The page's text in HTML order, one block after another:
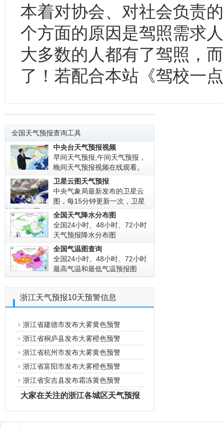
本着对协会、对社会负责
个方面的原因是驾照需求
大多数的人都有了驾照，
了！若配合本站《驾校一
全国天气预报查询工具
中央台天气预报视频
早间天气预报,午间天气预报，
晚间天气预报视频在线观看。
卫星云图天气预报
中央气象局最新发布的卫星云
图，每15分钟更新一次，卫星
拍摄的云图!
全国天气降水分布图
全国24小时、48小时、72小时
天气预报降水分布图
全国气温图查询
全国24小时、48小时、72小时
最高气温和最低气温预报图
浙江天气预报10天预警信息
浙江省建德市发布大雾黄色预警
浙江省桐庐县发布大雾橙色预警
浙江省杭州市发布大雾黄色预警
浙江省富阳市发布大雾橙色预警
浙江省安吉县发布霜冻黄色预警
大家在关注的浙江各城区天气预报